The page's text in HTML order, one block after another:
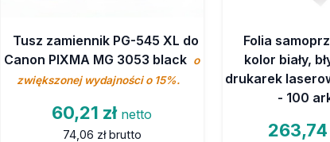
Tusz zamiennik PG-545 XL do
Canon PIXMA MG 3053 black o
zwiększonej wydajności o 15%.
60,21 zł netto
74,06 zł brutto
Folia
kolor biały,
drukarek
- 100
263,74